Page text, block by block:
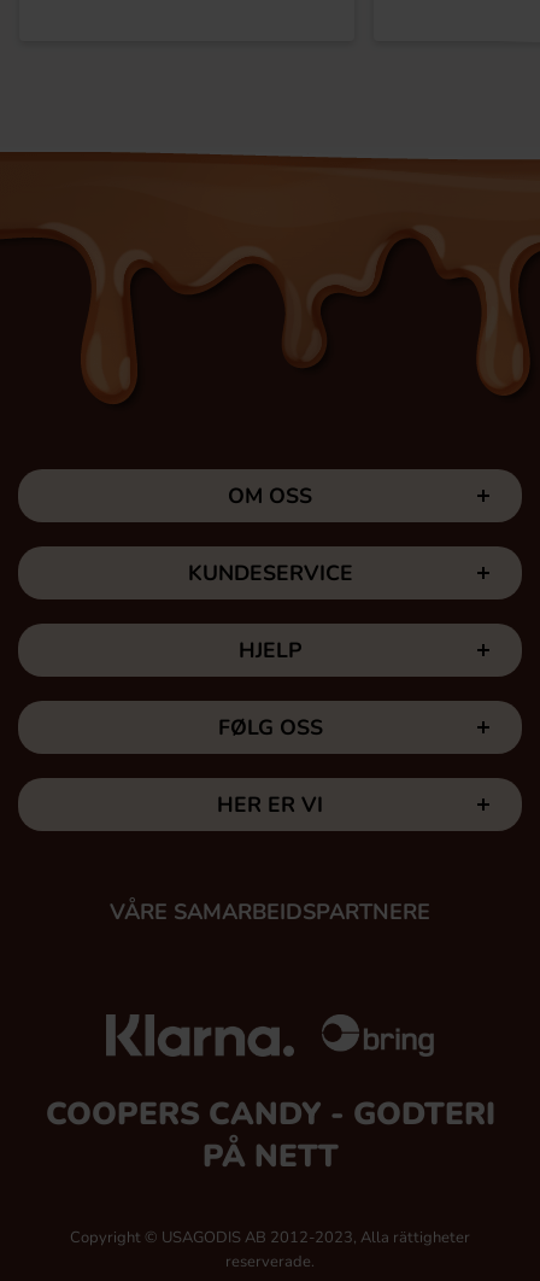
OM OSS
KUNDESERVICE
HJELP
FØLG OSS
HER ER VI
VÅRE SAMARBEIDSPARTNERE
COOPERS CANDY - GODTERI
PÅ NETT
Copyright © USAGODIS AB 2012-2023, Alla rättigheter
reserverade.